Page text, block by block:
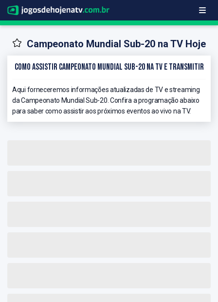
Campeonato Mundial Sub-20 na TV Hoje
Como Assistir Campeonato Mundial Sub-20 na TV e Transmitir
Aqui forneceremos informações atualizadas de TV e streaming
da Campeonato Mundial Sub-20. Confira a programação abaixo
para saber como assistir aos próximos eventos ao vivo na TV.